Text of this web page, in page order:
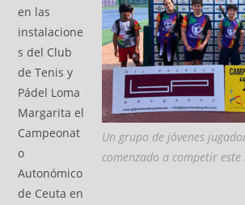
Un grupo de jóvenes
comenzado a competir este
en las
instalacione
s del Club
de Tenis y
Pádel Loma
Margarita el
Campeonat
o
Autonómico
de Ceuta en